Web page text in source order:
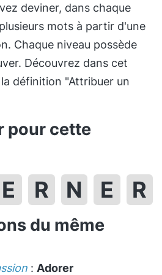
deviner, dans chaque
mots à partir d'une
Chaque niveau possède
Découvrez dans cet
définition "Attribuer un
pour cette
E R N E R
du même
: Adorer